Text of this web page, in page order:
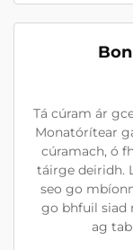
Tá cúram ár
Monatórítear
cúramach, ó
táirge deiridh.
seo go
go bhfuil siad
ag